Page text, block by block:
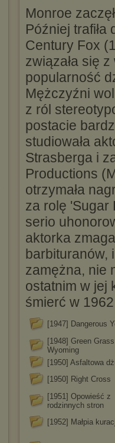
Monroe
Później trafiła
Century Fox
związała się
popularność
Mężczyźni
z ról
postacie
studiowała
Strasberga i
Productions
otrzymała
za rolę 'Sugar
serio
aktorka
barbituranów,
zamężna, nie
ostatnim w jej
śmierć w
[1947] Dangerous
[1948] Green
Wyoming
[1950] Asfaltowa
[1950] Right Cross
[1951] Opowieść z
rodzinnych stron
[1952] Małpia